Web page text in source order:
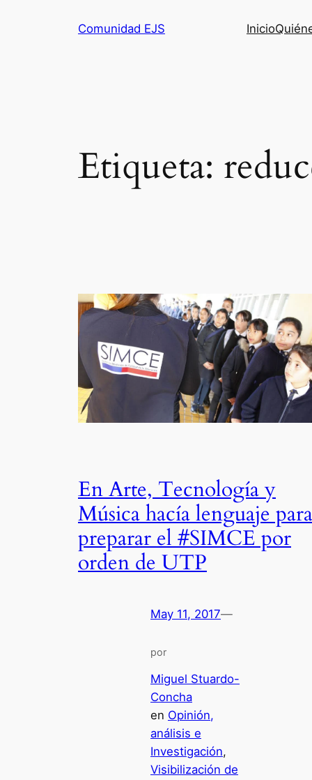
Comunidad EJS Inicio
Etiqueta:
En Arte, Tecnología y
Música hacía lenguaje para
preparar el #SIMCE por
orden de UTP
May 11, 2017—
por
Miguel Stuardo-
Concha
en Opinión,
análisis e
Investigación
Visibilización de